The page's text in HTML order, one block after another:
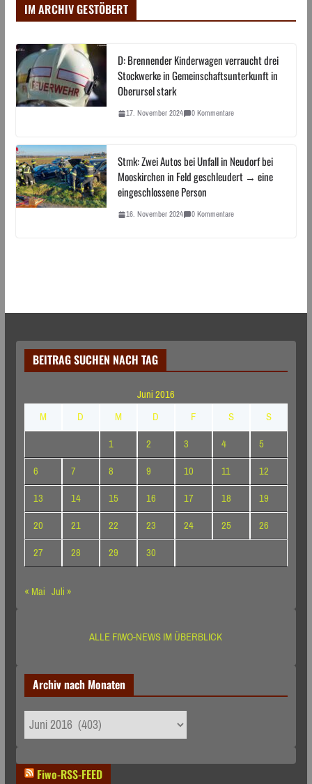
IM ARCHIV GESTÖBERT
D: Brennender Kinderwagen verraucht drei
Stockwerke in Gemeinschaftsunterkunft in
Oberursel stark
17. November 2024 0 Kommentare
Stmk: Zwei Autos bei Unfall in Neudorf bei
Mooskirchen in Feld geschleudert → eine
eingeschlossene Person
16. November 2024 0 Kommentare
BEITRAG SUCHEN NACH TAG
Juni 2016
M
D M D F S
S
1
2 3 4
5
6
7 8 9 10 11
12
13
14 15 16 17 18
19
20
21 22 23 24 25
26
27
28 29
30
« Mai Juli »
ALLE FIWO-NEWS IM ÜBERBLICK
Archiv nach Monaten
Archiv
nach
Fiwo-RSS-FEED